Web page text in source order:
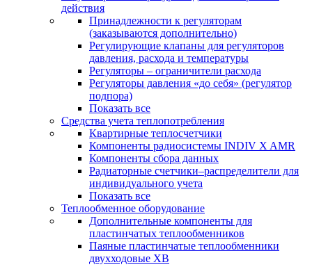
действия
Принадлежности к регуляторам
(заказываются дополнительно)
Регулирующие клапаны для регуляторов
давления, расхода и температуры
Регуляторы – ограничители расхода
Регуляторы давления «до себя» (регулятор
подпора)
Показать все
Средства учета теплопотребления
Квартирные теплосчетчики
Компоненты радиосистемы INDIV X AMR
Компоненты сбора данных
Радиаторные счетчики–распределители для
индивидуального учета
Показать все
Теплообменное оборудование
Дополнительные компоненты для
пластинчатых теплообменников
Паяные пластинчатые теплообменники
двухходовые XB